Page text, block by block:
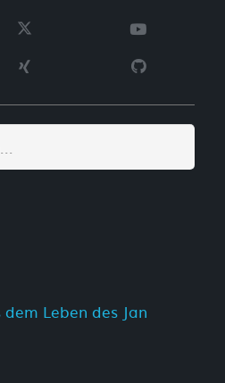
Leben des Jan